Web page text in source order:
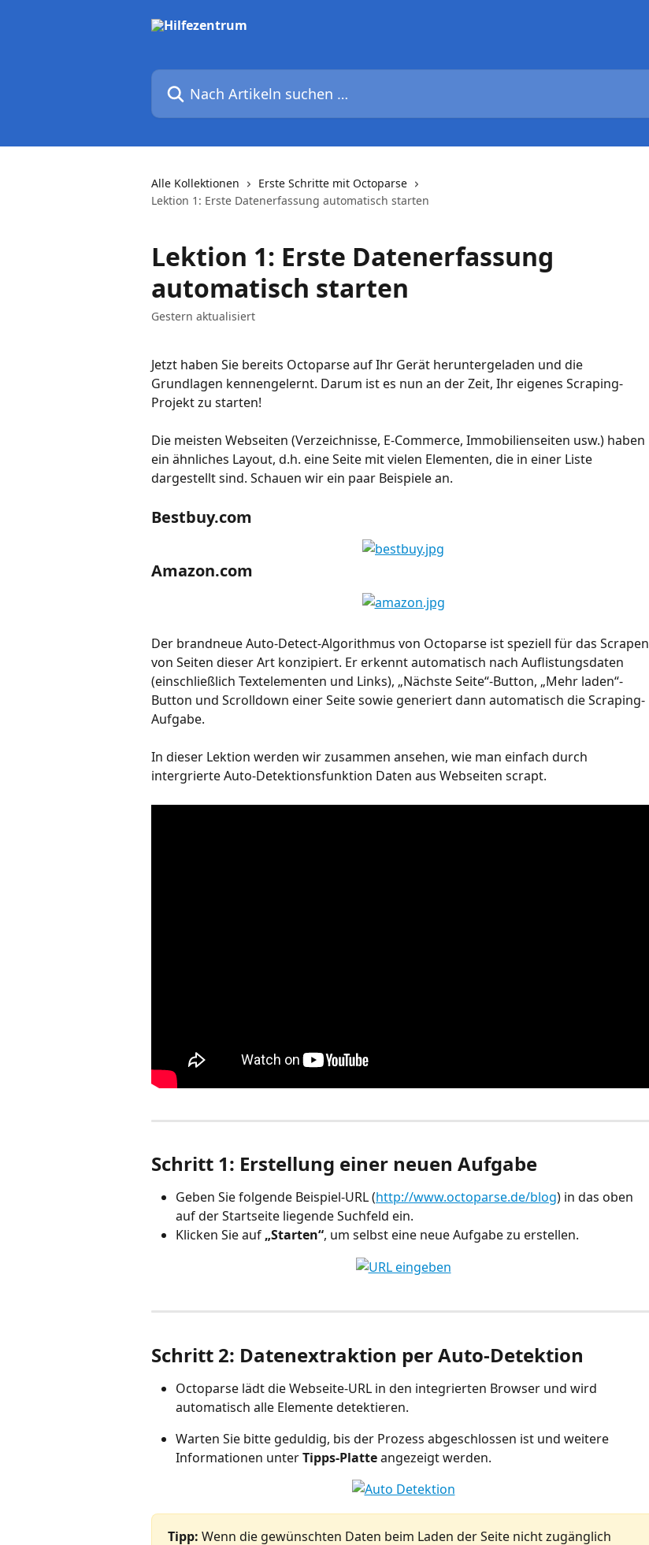
Nach Artikeln suchen …
Alle Kollektionen
Erste Schritte mit Octoparse
Lektion 1: Erste Datenerfassung automatisch starten
Lektion 1: Erste Datenerfassung
automatisch starten
Gestern aktualisiert
Jetzt haben Sie bereits Octoparse auf Ihr Gerät heruntergeladen und die
Grundlagen kennengelernt. Darum ist es nun an der Zeit, Ihr eigenes Scraping-
Projekt zu starten!
Die meisten Webseiten (Verzeichnisse, E-Commerce, Immobilienseiten usw.) haben
ein ähnliches Layout, d.h. eine Seite mit vielen Elementen, die in einer Liste
dargestellt sind. Schauen wir ein paar Beispiele an.
Bestbuy.com
Amazon.com
Der brandneue Auto-Detect-Algorithmus von Octoparse ist speziell für das Scrapen
von Seiten dieser Art konzipiert. Er erkennt automatisch nach Auflistungsdaten
(einschließlich Textelementen und Links), „Nächste Seite“-Button, „Mehr laden“-
Button und Scrolldown einer Seite sowie generiert dann automatisch die Scraping-
Aufgabe.
In dieser Lektion werden wir zusammen ansehen, wie man einfach durch
intergrierte Auto-Detektionsfunktion Daten aus Webseiten scrapt.
Schritt 1: Erstellung einer neuen Aufgabe
Geben Sie folgende Beispiel-URL (http://www.octoparse.de/blog) in das oben
auf der Startseite liegende Suchfeld ein.
Klicken Sie auf „Starten“, um selbst eine neue Aufgabe zu erstellen.
Schritt 2: Datenextraktion per Auto-Detektion
Octoparse lädt die Webseite-URL in den integrierten Browser und wird
automatisch alle Elemente detektieren.
Warten Sie bitte geduldig, bis der Prozess abgeschlossen ist und weitere
Informationen unter Tipps-Platte angezeigt werden.
Tipp: Wenn die gewünschten Daten beim Laden der Seite nicht zugänglich